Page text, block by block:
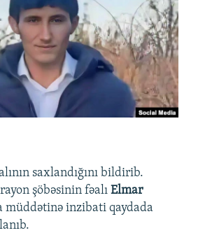
saxlandığını bildirib.
şöbəsinin fəalı Elmar
müddətinə inzibati qaydada